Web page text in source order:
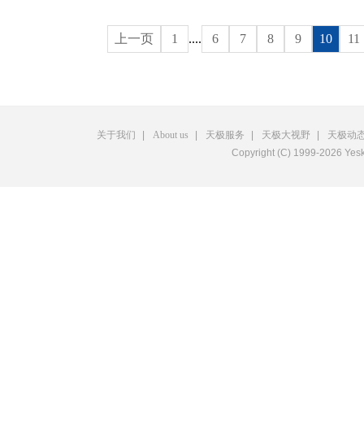
上一页 1 .... 6 7 8 9 10 11
关于我们 About us 天极服务 天极大视野
天极动
Copyright (C) 1999-2026